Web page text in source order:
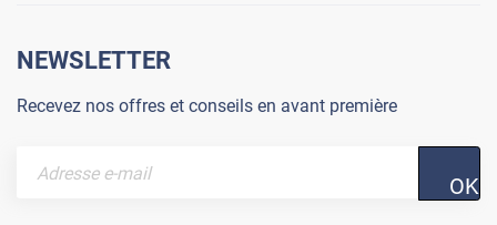
NEWSLETTER
Recevez nos offres et conseils en avant première
OK